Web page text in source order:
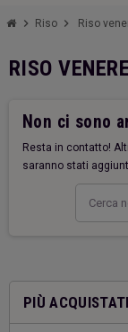
chevron_right Riso chevron_right Riso
PIÙ ACQUISTATI
RISO VENERE
Non ci sono
Resta in contatto!
saranno stati